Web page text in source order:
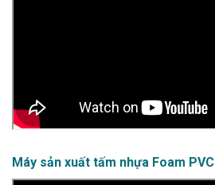
Máy sản xuất tấm nhựa Foam PVC